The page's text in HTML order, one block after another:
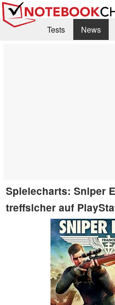
Tests News
Spielecharts: Sniper
treffsicher auf